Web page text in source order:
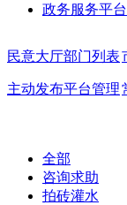
政务服务平台
民意大厅部门列表
主动发布平台管理
全部
咨询求助
拍砖灌水